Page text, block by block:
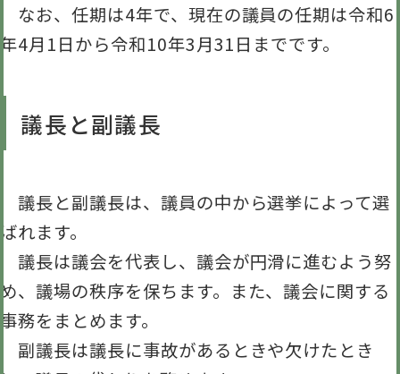
なお、任期は4年で、現在の議員の任期は令和6
年4月1日から令和10年3月31日までです。
議長と副議長
議長と副議長は、議員の中から選挙によって選
ばれます。
議長は議会を代表し、議会が円滑に進むよう努
め、議場の秩序を保ちます。また、議会に関する
事務をまとめます。
副議長は議長に事故があるときや欠けたとき